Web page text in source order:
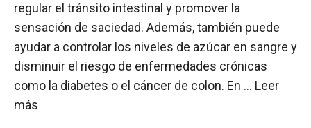
regular el tránsito intestinal y promover la
sensación de saciedad. Además, también puede
ayudar a controlar los niveles de azúcar en sangre y
disminuir el riesgo de enfermedades crónicas
como la diabetes o el cáncer de colon. En … Leer
más